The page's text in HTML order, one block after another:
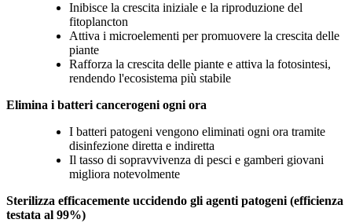
Inibisce la crescita iniziale e la riproduzione del
fitoplancton
Attiva i microelementi per promuovere la crescita delle
piante
Rafforza la crescita delle piante e attiva la fotosintesi,
rendendo l'ecosistema più stabile
Elimina i batteri cancerogeni ogni ora
I batteri patogeni vengono eliminati ogni ora tramite
disinfezione diretta e indiretta
Il tasso di sopravvivenza di pesci e gamberi giovani
migliora notevolmente
Sterilizza efficacemente uccidendo gli agenti patogeni (efficienza
testata al 99%)